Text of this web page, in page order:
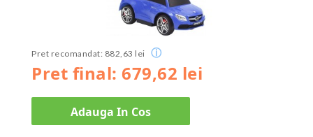
Pret final: 679,62 lei
Pret recomandat: 882,63 lei ⓘ
Adauga In Cos